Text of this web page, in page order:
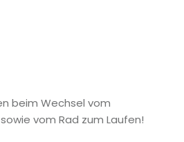
beim Wechsel vom
vom Rad zum Laufen!